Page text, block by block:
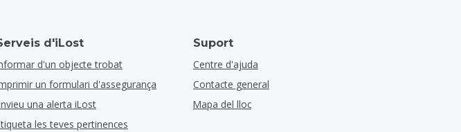
d'iLost
d'un objecte trobat
un formulari d'assegurança
una alerta iLost
les teves pertinences
Suport
Centre d'ajuda
Contacte general
Mapa del lloc